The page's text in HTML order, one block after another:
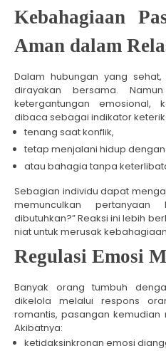
Kebahagiaan
Aman dalam
Dalam hubungan yang
dirayakan bersama.
ketergantungan emosional,
dibaca sebagai indikator
tenang saat konflik,
tetap menjalani hidup dengan
atau bahagia tanpa
Sebagian individu dapat
memunculkan
dibutuhkan?” Reaksi ini lebih
niat untuk merusak
Regulasi Emosi
Banyak orang tumbuh
dikelola melalui respons
romantis, pasangan
Akibatnya:
ketidaksinkronan emosi